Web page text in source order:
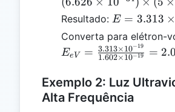
Resultado: E =
3.313
\times
10^{-19}
\text{J}
E = 3.313 ×
Converta para elétron-
Ee V = 1.602×10−19
3.313×10−19 =
Exemplo 2: Luz
Alta Frequência